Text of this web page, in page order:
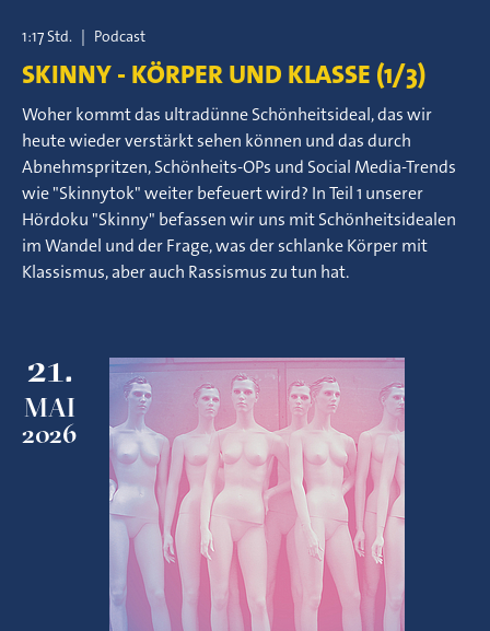
1:17 Std. | Podcast
SKINNY - KÖRPER UND KLASSE (1/3)
Woher kommt das ultradünne Schönheitsideal, das wir
heute wieder verstärkt sehen können und das durch
Abnehmspritzen, Schönheits-OPs und Social Media-Trends
wie "Skinnytok" weiter befeuert wird? In Teil 1 unserer
Hördoku "Skinny" befassen wir uns mit Schönheitsidealen
im Wandel und der Frage, was der schlanke Körper mit
Klassismus, aber auch Rassismus zu tun hat.
21.
MAI
2026